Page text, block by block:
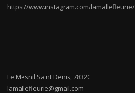
https://www.instagram.com/lamallefleurie/
Le Mesnil Saint Denis,78320
lamallefleurie@gmail.com